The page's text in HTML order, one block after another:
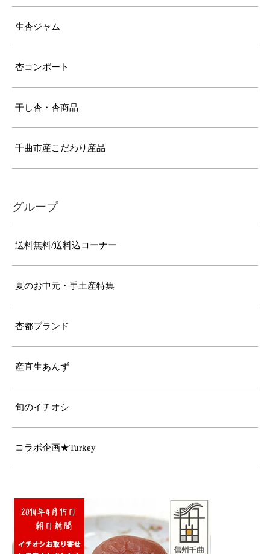
生杏ジャム
杏コンポート
干し杏・杏商品
千曲市産こだわり産品
グループ
送料無料/送料込コーナー
夏のお中元・手土産特集
杏都ブランド
産直生あんず
旬のイチオシ
コラボ企画★Turkey